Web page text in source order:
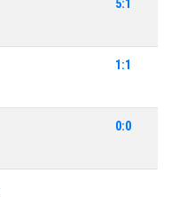
5:1
1:1
0:0